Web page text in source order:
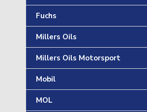
Fuchs
Millers Oils
Millers Oils Motorsport
Mobil
MOL